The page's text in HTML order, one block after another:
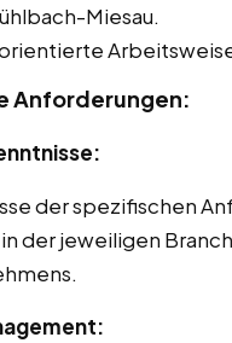
Miesau.
Anforderungen:
der spezifischen
der jeweiligen